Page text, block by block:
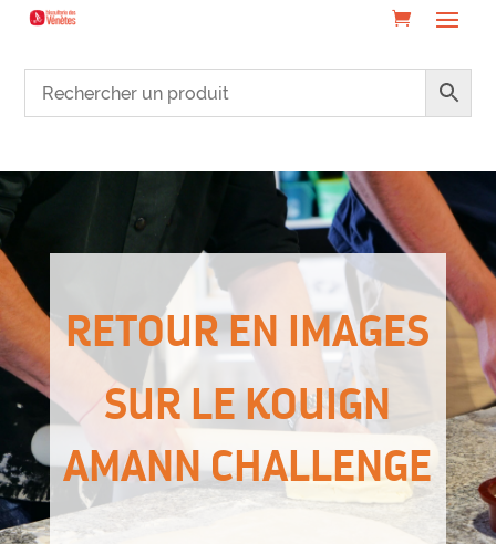
RETOUR EN IMAGES
SUR LE KOUIGN
AMANN CHALLENGE